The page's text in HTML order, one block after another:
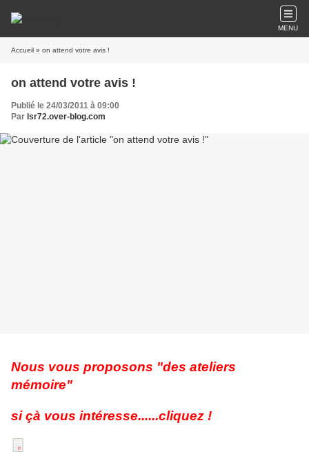
MENU
Accueil » on attend votre avis !
on attend votre avis !
Publié le 24/03/2011 à 09:00
Par lsr72.over-blog.com
Nous vous proposons "des ateliers
mémoire"
si çà vous intéresse......cliquez !